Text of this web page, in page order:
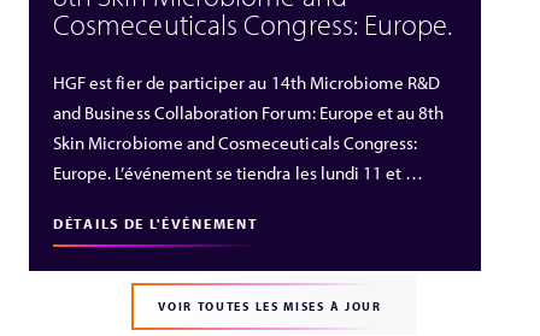
Cosmeceuticals Congress: Europe.
HGF est fier de participer au 14th Microbiome R&D
and Business Collaboration Forum: Europe et au 8th
Skin Microbiome and Cosmeceuticals Congress:
Europe. L’événement se tiendra les lundi 11 et …
DÉTAILS DE L'ÉVÉNEMENT
VOIR TOUTES LES MISES À JOUR